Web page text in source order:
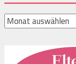
Archiv